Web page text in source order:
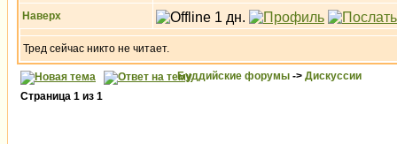
Наверх
Тред сейчас никто не читает.
Буддийские форумы -> Дискуссии
Страница 1 из 1